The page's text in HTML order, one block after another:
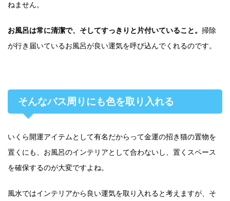
ねません。
お風呂は常に清潔で、そしてすっきりと片付いていること。 掃除
が行き届いているお風呂が良い運気を呼び込んでくれるのです。
そんなバス周りにも色を取り入れる
いくら開運アイテムとして有名だからって金運の招き猫の置物を
置くにも、お風呂のインテリアとして合わないし、置くスペース
を確保するのが大変ですよね。
風水ではインテリアから良い運気を取り入れると考えますが、そ